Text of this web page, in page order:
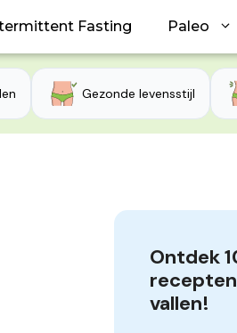
Fasting Paleo
Gezonde levensstijl
Ontdek
vallen!